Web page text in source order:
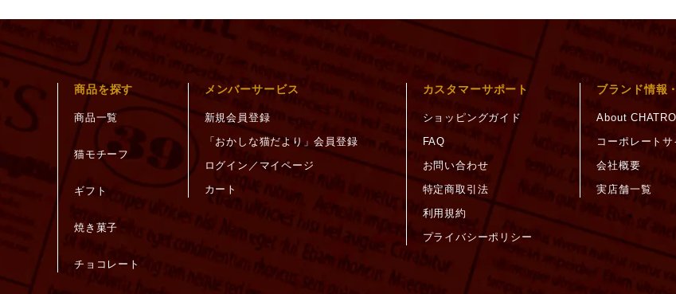
商品を探す
商品一覧
猫モチーフ
ギフト
焼き菓子
チョコレート
メンバーサービス
新規会員登録
「おかしな猫だより」会員登録
ログイン／マイページ
カート
カスタマーサポート
ショッピングガイド
FAQ
お問い合わせ
特定商取引法
利用規約
プライバシーポリシー
ブランド情報
About
コーポレートサ
会社概要
実店舗一覧